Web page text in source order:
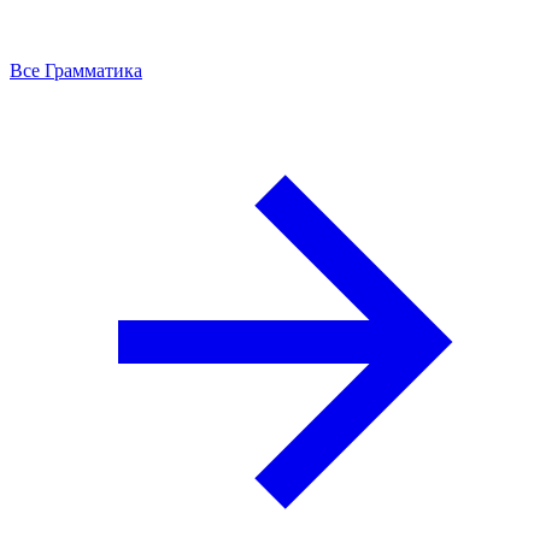
Все Грамматика